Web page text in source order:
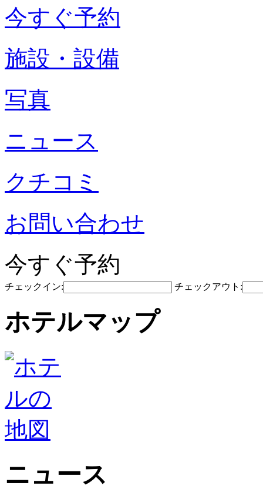
今すぐ予約
施設・設備
写真
ニュース
クチコミ
お問い合わせ
今すぐ予約
チェックイン: チェックアウト:
ホテルマップ
ニュース